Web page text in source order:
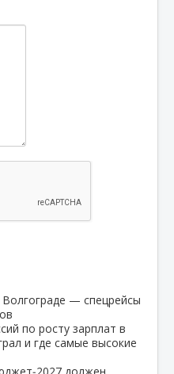
Волгограде — спецрейсы
по росту зарплат в
и где самые высокие